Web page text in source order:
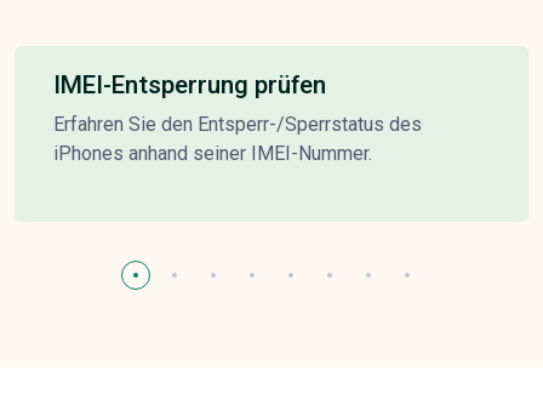
IMEI-Entsperrung prüfen
Erfahren Sie den Entsperr-/Sperrstatus des
iPhones anhand seiner IMEI-Nummer.